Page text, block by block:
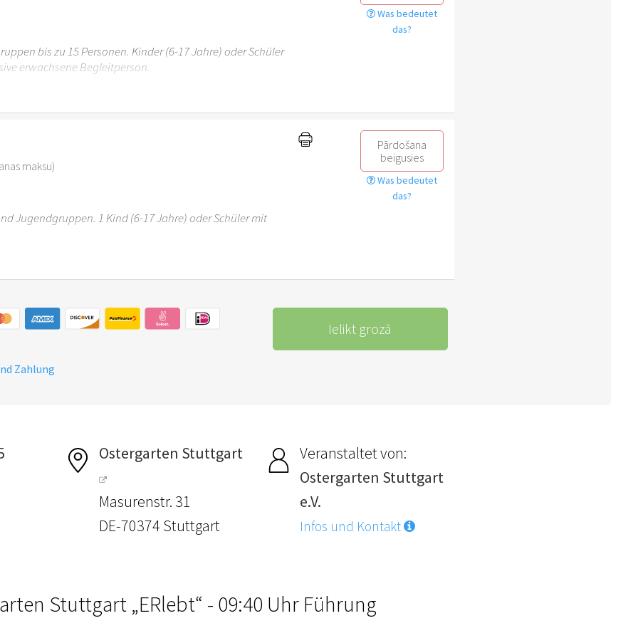
Was bedeutet
das?
bis zu 15 Personen. Kinder (6-17 Jahre) oder Schüler
erwachsene Begleitperson.
6 Jahren ist der Ostergarten Stuttgart nicht
maksu)
Pārdošana
beigusies
Was bedeutet
das?
Jugendgruppen. 1 Kind (6-17 Jahre) oder Schüler mit
6 Jahren ist der Ostergarten Stuttgart nicht
Ielikt grozā
Zahlung
Ostergarten Stuttgart
Masurenstr. 31
DE-70374 Stuttgart
Veranstaltet von:
Ostergarten Stuttgart
e.V.
Infos und Kontakt
Stuttgart „ERlebt“ - 09:40 Uhr Führung